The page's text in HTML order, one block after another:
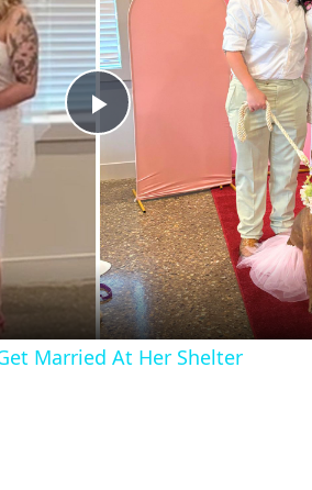
P
l
a
y
Married At Her Shelter